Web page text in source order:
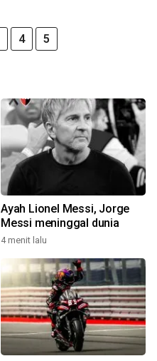
4 5
Ayah Lionel Messi, Jorge
Messi meninggal dunia
4 menit lalu